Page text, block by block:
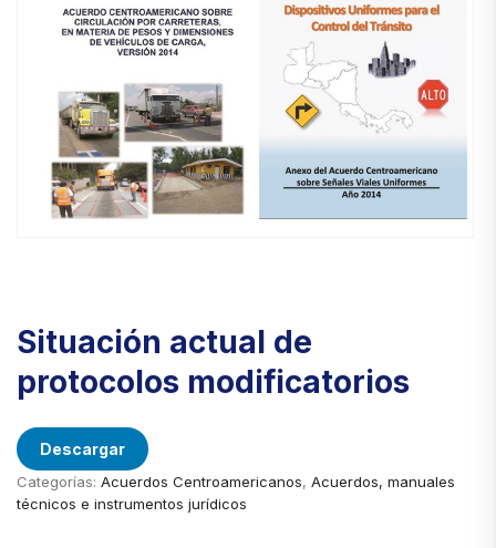
Situación actual de
protocolos modificatorios
Descargar
Categorías: Acuerdos Centroamericanos, Acuerdos, manuales
técnicos e instrumentos jurídicos